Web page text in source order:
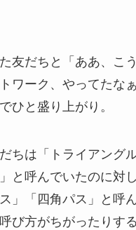
友だちと「ああ、こ
ワーク、やってたな
ひと盛り上がり。
ちは「トライアング
と呼んでいたのに対
」「四角パス」と呼
び方がちがったりす